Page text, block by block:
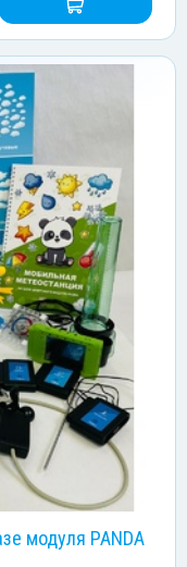
модуля PANDA